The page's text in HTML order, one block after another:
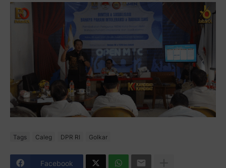
Tags Caleg DPR RI Golkar
Facebook